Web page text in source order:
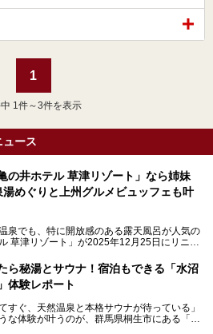
1
1件～3件を表示
ース
の井ホテル 草津リゾート」なら姉妹
めぐりと上州グルメビュッフェも叶
泉でも、特に開放感のある露天風呂が人気の
草津リゾート」が2025年12月25日にリニュ
綺麗になって、上州グルメにこだわったビュ
アクセスはシャトルバスで楽々、さらに草津
ホテルの「草津温泉 大東舘」「亀の井ホテ
亀の井ホテル 草津リゾート」を徹底レポー
ら秘湯とサウナ！宿泊もできる「水沼
体験レポート
すぐ、天然温泉と本格サウナが待っている」
な体験が叶うのが、群馬県桐生市にある「駅